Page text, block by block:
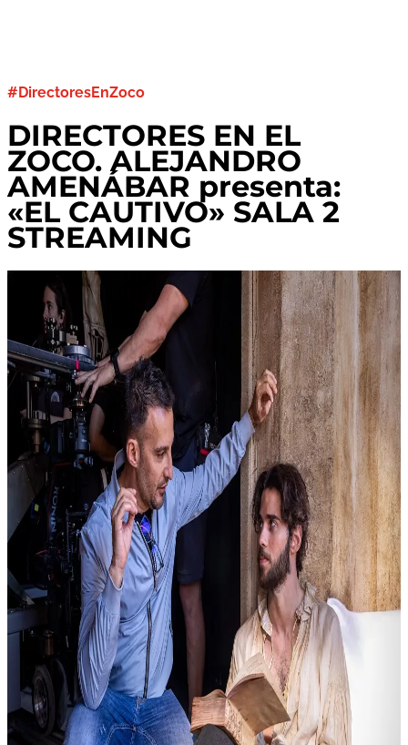
#DirectoresEnZoco
DIRECTORES EN EL
ZOCO. ALEJANDRO
AMENÁBAR presenta:
«EL CAUTIVO» SALA 2
STREAMING